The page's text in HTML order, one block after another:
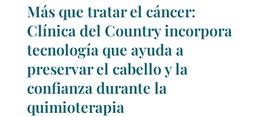
Más que tratar el cáncer:
Clínica del Country incorpora
tecnología que ayuda a
preservar el cabello y la
confianza durante la
quimioterapia